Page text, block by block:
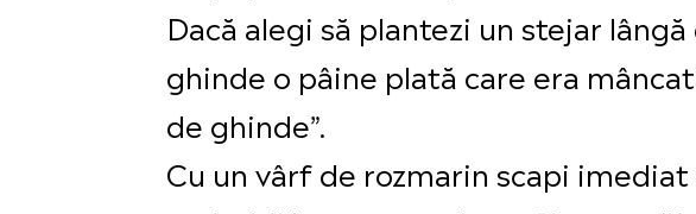
Dacă alegi să plantezi un stejar
ghinde o pâine plată care era
de ghinde”.
Cu un vârf de rozmarin scapi